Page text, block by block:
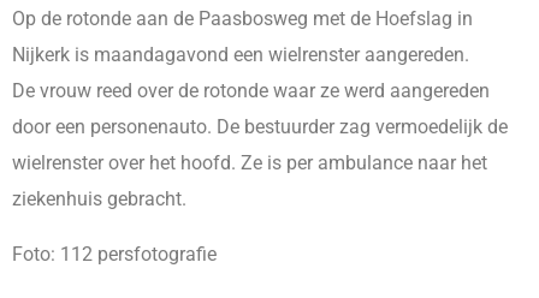
Op de rotonde aan de Paasbosweg met de Hoefslag in
Nijkerk is maandagavond een wielrenster aangereden.
De vrouw reed over de rotonde waar ze werd aangereden
door een personenauto. De bestuurder zag vermoedelijk de
wielrenster over het hoofd. Ze is per ambulance naar het
ziekenhuis gebracht.
Foto: 112 persfotografie